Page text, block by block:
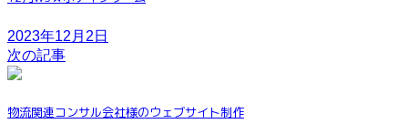
2023年12月2日
次の記事
物流関連コンサル会社様のウェブサイト制作